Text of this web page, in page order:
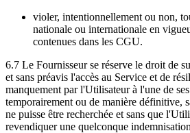
violer, intentionnellement ou non,
nationale ou internationale en
contenues dans les CGU.
6.7 Le Fournisseur se réserve le droit de
et sans préavis l'accès au Service et de
manquement par l'Utilisateur à l'une de
temporairement ou de manière définitive,
ne puisse être recherchée et sans que
revendiquer une quelconque